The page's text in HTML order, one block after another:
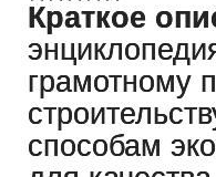
Краткое
грамотному
способам